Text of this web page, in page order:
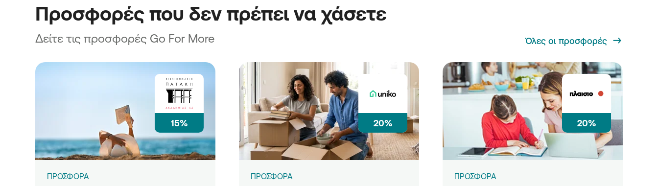
Προσφορές που δεν πρέπει να χάσετε
Δείτε τις προσφορές Go For More Όλες οι προσφορές
15%
ΠΡΟΣΦΟΡΑ
20%
ΠΡΟΣΦΟΡΑ
20%
ΠΡΟΣΦΟΡΑ